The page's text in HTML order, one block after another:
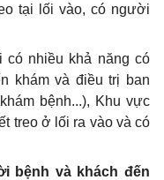
tại lối vào, có người
cónhiều khả năng có
khám và điều trị ban
bệnh...), Khu vực
treo ở lối ra vào và có
i bệnh và khách đến